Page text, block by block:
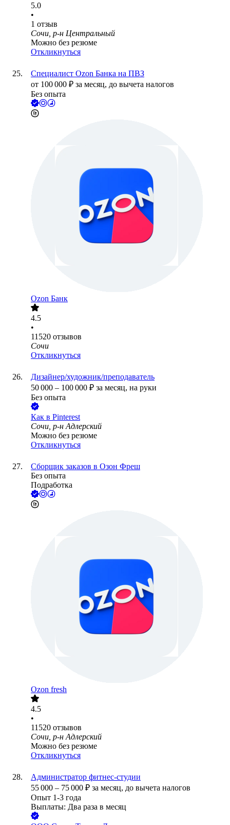
5.0
•
1 отзыв
Сочи, р-н Центральный
Можно без резюме
Откликнуться
Специалист Ozon Банка на ПВЗ
от 100 000 ₽ за месяц, до вычета налогов
Без опыта
Ozon Банк
4.5
•
11520 отзывов
Сочи
Откликнуться
Дизайнер/художник/преподаватель
50 000 – 100 000 ₽ за месяц, на руки
Без опыта
Как в Pinterest
Сочи, р-н Адлерский
Можно без резюме
Откликнуться
Сборщик заказов в Озон Фреш
Без опыта
Подработка
Ozon fresh
4.5
•
11520 отзывов
Сочи, р-н Адлерский
Можно без резюме
Откликнуться
Администратор фитнес-студии
55 000 – 75 000 ₽ за месяц, до вычета налогов
Опыт 1-3 года
Выплаты: Два раза в месяц